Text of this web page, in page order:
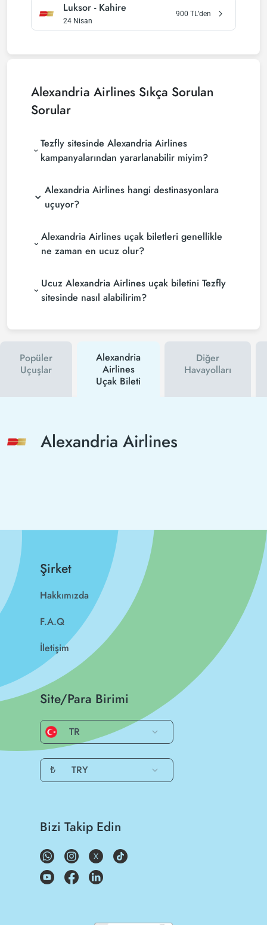
Luksor - Kahire
24 Nisan
900 TL’den
Alexandria Airlines Sıkça Sorulan
Sorular
Tezfly sitesinde Alexandria Airlines
kampanyalarından yararlanabilir miyim?
Alexandria Airlines hangi destinasyonlara
uçuyor?
Alexandria Airlines uçak biletleri genellikle
ne zaman en ucuz olur?
Ucuz Alexandria Airlines uçak biletini Tezfly
sitesinde nasıl alabilirim?
Popüler
Uçuşlar
Alexandria
Airlines
Uçak Bileti
Diğer
Havayolları
Alexandria Airlines
Şirket
Hakkımızda
F.A.Q
İletişim
Site/Para Birimi
TR
₺ TRY
Bizi Takip Edin